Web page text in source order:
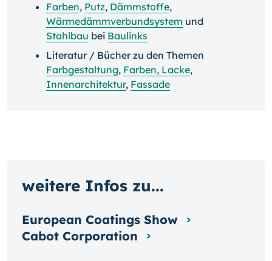
Farben, Putz, Dämmstoffe,
Wärmedämmverbundsystem und
Stahlbau bei Baulinks
Literatur / Bücher zu den Themen
Farbgestaltung, Farben, Lacke,
Innenarchitektur, Fassade
weitere Infos zu...
European Coatings Show
Cabot Corporation